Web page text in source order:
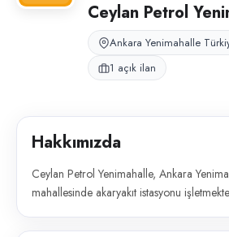
Ceylan Petrol
Ankara Yenimahalle
1 açık ilan
Hakkımızda
Ceylan Petrol Yenimahalle, Ankara
mahallesinde akaryakıt istasyonu